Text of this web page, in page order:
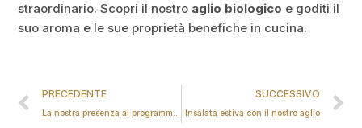
straordinario. Scopri il nostro aglio biologico e goditi il
suo aroma e le sue proprietà benefiche in cucina.
PRECEDENTE
La nostra presenza al programma Mangiare con gusto
SUCCESSIVO
Insalata estiva con il nostro aglio